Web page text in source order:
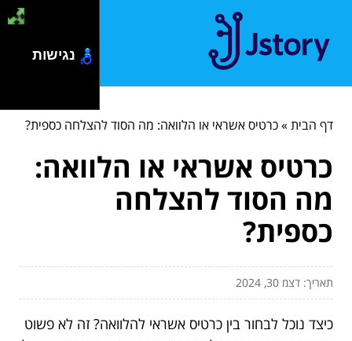
דף הבית»כרטיס אשראי או הלוואה: מה הסוד להצלחה כספית?
כרטיס אשראי או הלוואה:
מה הסוד להצלחה
כספית?
תאריך: דצמ 30, 2024
כיצד נוכל לבחור בין כרטיס אשראי להלוואה? זה לא פשוט
נגישות